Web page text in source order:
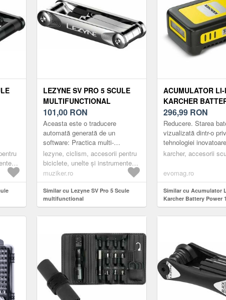
LEZYNE SV PRO 5 SCULE
MULTIFUNCTIONAL
101,00 RON
Aceasta este o traducere
automată generată de un
software: Practica multi-
instrument SV PRO este special
concepută pentru bicicletele
moderne de as...
lezyne, ciclism, accesorii pentru
biciclete, unelte și instrumente
multifuncționale, scule multiple
muziker.ro
Similar cu Lezyne SV Pro 5 Scule
multifunctional
ACUMULATOR
KARCHER
18/25, 18 V 2.5 AH,
LCD, PENTRU
DISPOZITIVELE
DE 18 V (NEGRU/
296,99 RON
Reducere. Starea
vizualizată dintr-o
tehnologiei
real: afișajul LCD
karcher, accesorii
evomag.ro
Similar cu Acumulator
Karcher Battery Power
Ah, Display LCD,
dispozitivele Karcher